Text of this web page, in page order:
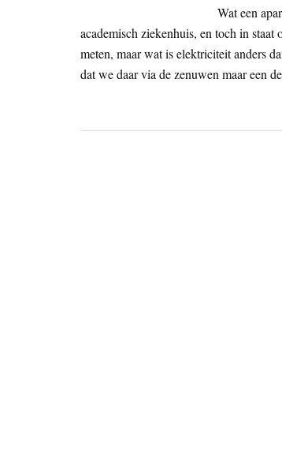
Wat een
academisch ziekenhuis, en toch in
meten, maar wat is elektriciteit anders
dat we daar via de zenuwen maar een